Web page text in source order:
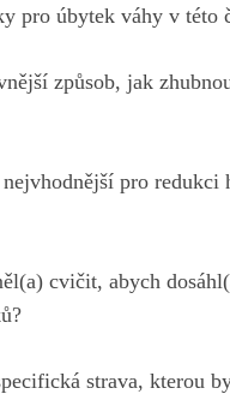
pro úbytek váhy v ​této
‍způsob, jak
pro redukci
cvičit, abych
strava, kterou